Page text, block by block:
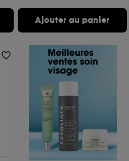
Ajouter au panier
Soin Hydratant Format Voyage